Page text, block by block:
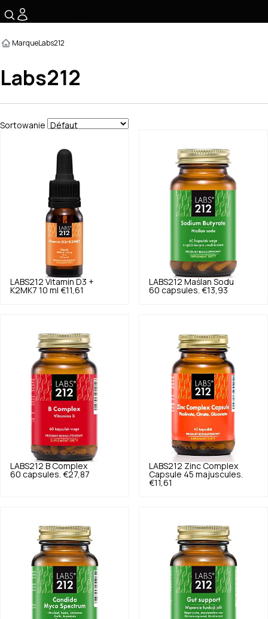
MarqueLabs212
Labs212
Sortowanie
LABS212 Vitamin D3 +
K2MK7 10 ml €11,61
LABS212 Maślan Sodu
60 capsules. €13,93
LABS212 B Complex
60 capsules. €27,87
LABS212 Zinc Complex
Capsule 45 majuscules.
€11,61